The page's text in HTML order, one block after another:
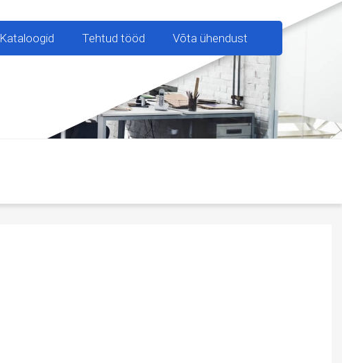
Kataloogid Tehtud tööd Võta ühendust